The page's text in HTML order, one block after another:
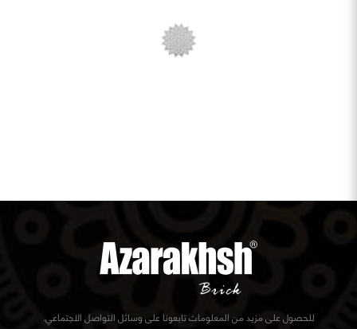
للحصول على مزيد من المعلومات تابعونا على وسائل التواصل الاجتماعي.